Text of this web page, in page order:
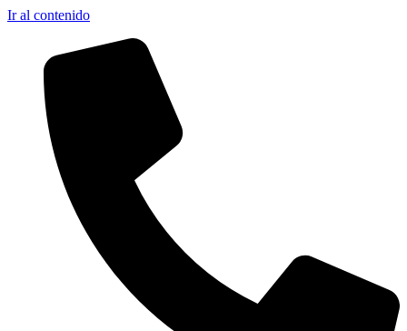
Ir al contenido